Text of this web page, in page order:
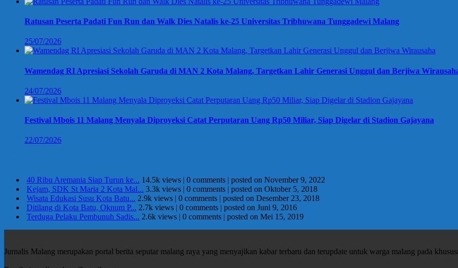
Ratusan Peserta Padati Fun Run dan Walk Dies Natalis ke-25 Universitas Tribhuwana Tunggadewi Malang
25/07/2026
Wamendag RI Apresiasi Sekolah Garuda di MAN 2 Kota Malang, Targetkan Lahir Generasi Unggul dan Berjiwa
24/07/2026
Festival Mbois 11 Malang Menyala Diproyeksi Catat Perputaran Uang Rp50 Miliar, Siap Digelar di Stadion Gajayana
22/07/2026
40 Ribu Aremania Siap Turun ke... 14.5k views | 0 comments | posted on November 9, 2022
Kejam, SDK St Maria 2 Kota Mal... 3.3k views | 0 comments | posted on Oktober 5, 2018
Wisata Edukasi Susu Kota Batu... 2.9k views | 0 comments | posted on Desember 23, 2018
Ditilang di Kota Batu, Oknum P... 2.7k views | 0 comments | posted on Juni 9, 2016
Terduga Pelaku Pembunuh Sadis... 2.6k views | 0 comments | posted on Mei 15, 2019
Jurnalis Malang merupakan portal berita seputar malang raya yang menyajikan kabar terbaru dan terupdate untuk warga malang pada